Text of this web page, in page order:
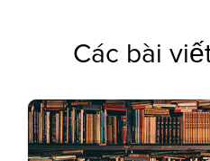
Các bài